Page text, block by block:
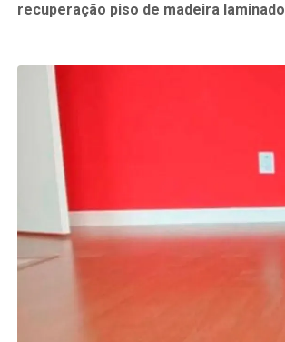
recuperação piso de madeira laminado